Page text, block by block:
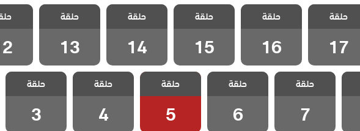
علي رضا
الحلقة 17
حلقة
17
مسلسل علي رضا
الحلقة 16
حلقة
16
مسلسل علي رضا
الحلقة 15
حلقة
15
مسلسل علي رضا
الحلقة 14
حلقة
14
مسلسل علي رضا
الحلقة 13
حلقة
13
مسلسل
مسلسل علي رضا
الحلقة 7
حلقة
7
مسلسل علي رضا
الحلقة 6
حلقة
6
مسلسل علي رضا
الحلقة 5
حلقة
5
مسلسل علي رضا
الحلقة 4
حلقة
4
مسلسل علي رضا
الحلقة 3
حلقة
3